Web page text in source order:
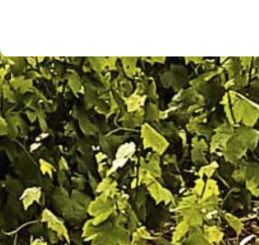
sus viñedos y
15.00€
*Per person
DETAILS